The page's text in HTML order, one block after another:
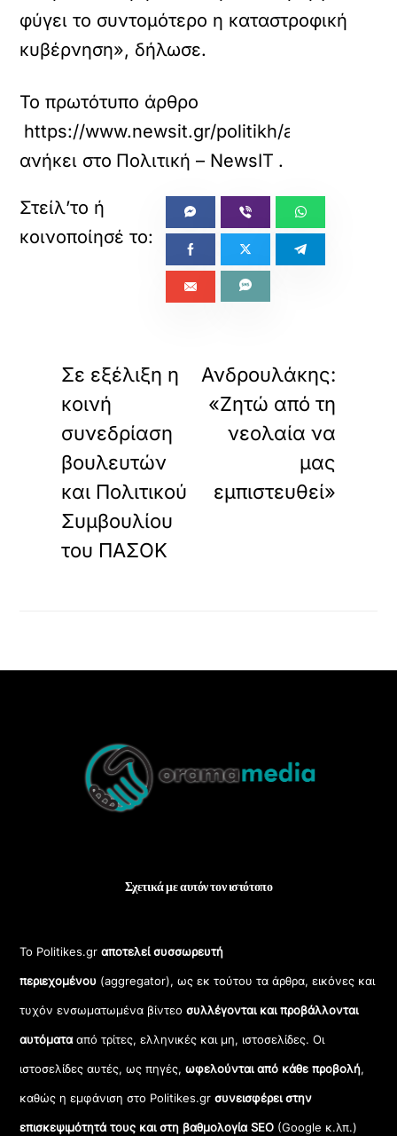
φύγει το συντομότερο η καταστροφική
κυβέρνηση», δήλωσε.
Το πρωτότυπο άρθρο
https://www.newsit.gr/politikh/aleksis-
ανήκει στο Πολιτική – NewsIT .
Σε εξέλιξη η
κοινή
συνεδρίαση
βουλευτών
και Πολιτικού
Συμβουλίου
του ΠΑΣΟΚ
Ανδρουλάκης:
«Ζητώ από τη
νεολαία να
μας
εμπιστευθεί»
Top
Σχετικά με αυτόν τον ιστότοπο
Το Politikes.grαποτελεί συσσωρευτή
περιεχομένου (aggregator), ως εκ τούτου τα άρθρα, εικόνες και
τυχόν ενσωματωμένα βίντεοσυλλέγονται και προβάλλονται
αυτόματααπό τρίτες, ελληνικές και μη, ιστοσελίδες. Οι
ιστοσελίδες αυτές, ως πηγές,ωφελούνται από κάθε προβολή,
καθώς η εμφάνιση στο Politikes.gr συνεισφέρει στην
επισκεψιμότητά τους και στη βαθμολογία SEO (Google κ.λπ.)